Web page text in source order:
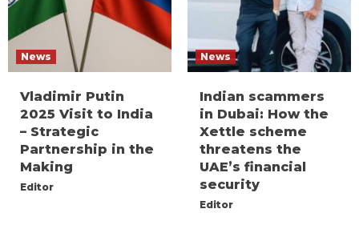
News
Vladimir Putin
2025 Visit to India
– Strategic
Partnership in the
Making
Editor
News
Indian scammers
in Dubai: How the
Xettle scheme
threatens the
UAE’s financial
security
Editor